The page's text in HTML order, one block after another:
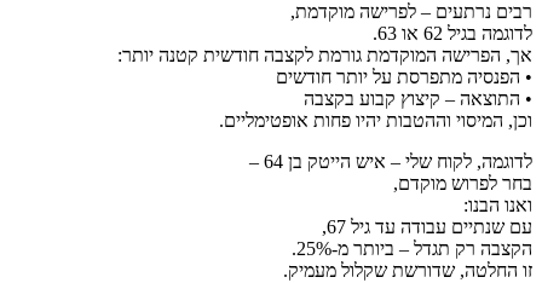
רבים נרתעים – לפרישה מוקדמת,
לדוגמה בגיל 62 או 63.
אך, הפרישה המוקדמת גורמת לקצבה חודשית קטנה יותר:
• הפנסיה מתפרסת על יותר חודשים
• התוצאה – קיצוץ קבוע בקצבה
וכן, המיסוי וההטבות יהיו פחות אופטימליים.
לדוגמה, לקוח שלי – איש הייטק בן 64 –
בחר לפרוש מוקדם,
ואנו הבנו:
עם שנתיים עבודה עד גיל 67,
הקצבה רק תגדל – ביותר מ-25%.
זו החלטה, שדורשת שקלול מעמיק.